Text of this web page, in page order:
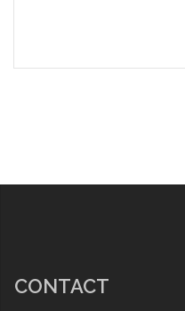
CONTACT